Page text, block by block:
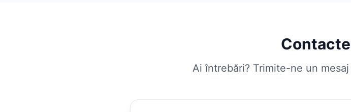
Ai întrebări? Trimite-ne un